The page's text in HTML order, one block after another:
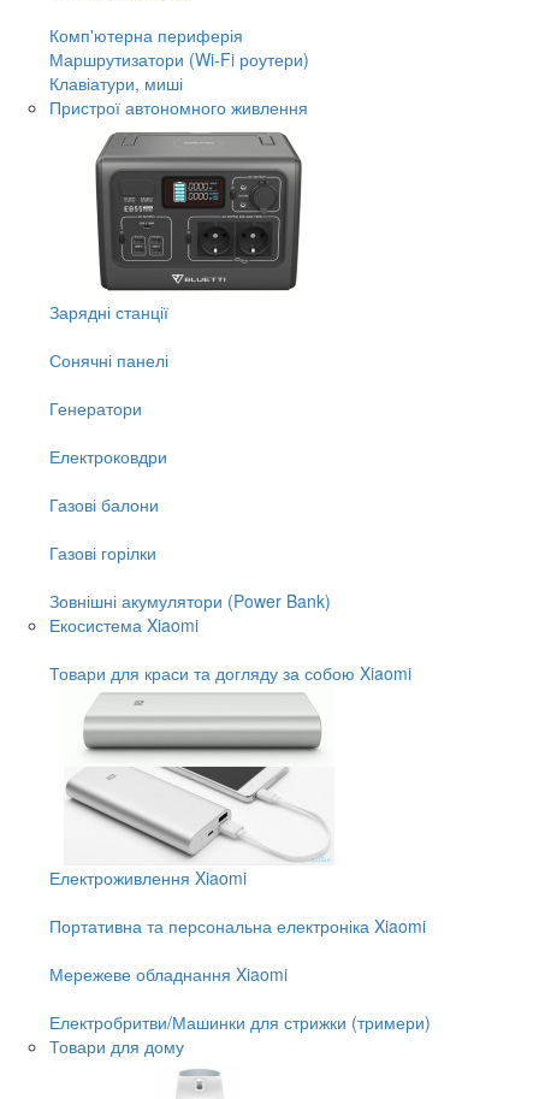
Комп'ютерна периферія
Маршрутизатори (Wi-Fi роутери)
Клавіатури, миші
Пристрої автономного живлення
Зарядні станції
Сонячні панелі
Генератори
Електроковдри
Газові балони
Газові горілки
Зовнішні акумулятори (Power Bank)
Екосистема Xiaomi
Товари для краси та догляду за собою Xiaomi
Електроживлення Xiaomi
Портативна та персональна електроніка Xiaomi
Мережеве обладнання Xiaomi
Електробритви/Машинки для стрижки (тримери)
Товари для дому